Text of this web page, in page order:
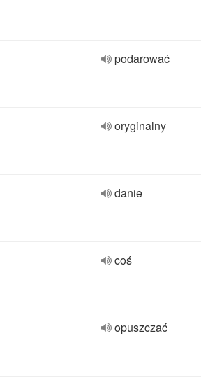
podarować
oryginalny
danie
coś
opuszczać